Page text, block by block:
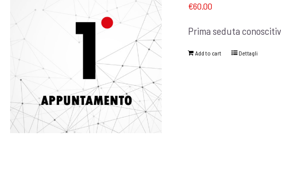
€60.00
Prima seduta
Add to cart Dettagli